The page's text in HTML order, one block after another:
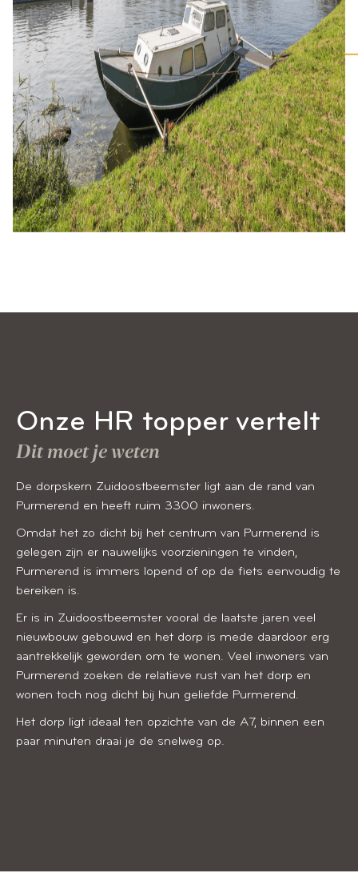
Onze HR topper vertelt
Dit moet je weten
De dorpskern Zuidoostbeemster ligt aan de rand van
Purmerend en heeft ruim 3300 inwoners.
Omdat het zo dicht bij het centrum van Purmerend is
gelegen zijn er nauwelijks voorzieningen te vinden,
Purmerend is immers lopend of op de fiets eenvoudig te
bereiken is.
Er is in Zuidoostbeemster vooral de laatste jaren veel
nieuwbouw gebouwd en het dorp is mede daardoor erg
aantrekkelijk geworden om te wonen. Veel inwoners van
Purmerend zoeken de relatieve rust van het dorp en
wonen toch nog dicht bij hun geliefde Purmerend.
Het dorp ligt ideaal ten opzichte van de A7, binnen een
paar minuten draai je de snelweg op.